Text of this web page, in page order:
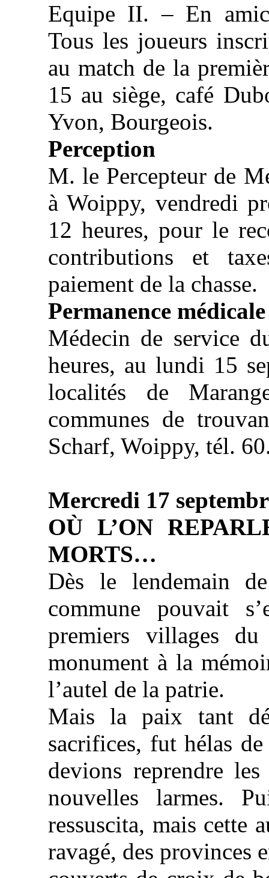
Equipe II. – En
Tous les joueurs
au match de la
15 au siège, café
Yvon, Bourgeois.
Perception
M. le Percepteur de
à Woippy, vendredi
12 heures, pour le
contributions et
paiement de la chasse.
Permanence médicale
Médecin de service
heures, au lundi 15
localités de
communes de
Scharf, Woippy, tél.
Mercredi 17
OÙ L’ON
MORTS…
Dès le lendemain
commune pouvait
premiers villages
monument à la
l’autel de la patrie.
Mais la paix tant
sacrifices, fut hélas
devions reprendre
nouvelles larmes.
ressuscita, mais cette
ravagé, des provinces